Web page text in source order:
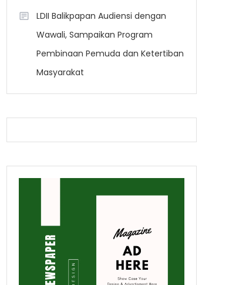
LDII Balikpapan Audiensi dengan
Wawali, Sampaikan Program
Pembinaan Pemuda dan Ketertiban
Masyarakat